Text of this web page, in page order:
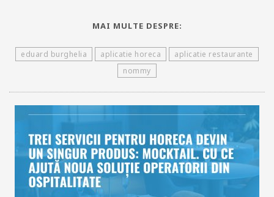
MAI MULTE DESPRE:
eduard burghelia aplicatie horeca
aplicatie restaurante
nommy